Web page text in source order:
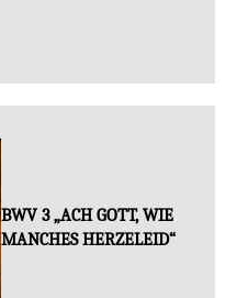
BWV 3 „ACH GOTT, WIE
MANCHES HERZELEID“